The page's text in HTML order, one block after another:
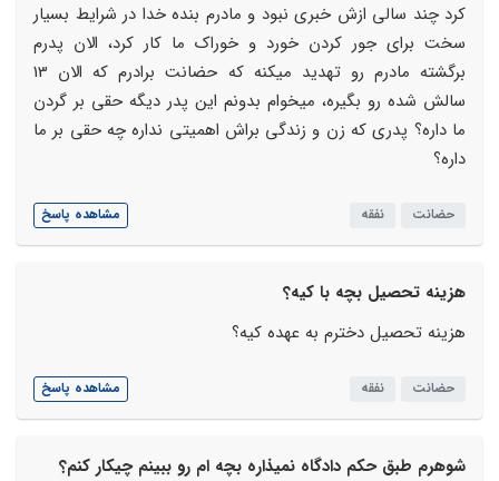
کرد چند سالی ازش خبری نبود و مادرم بنده خدا در شرایط بسیار
سخت برای جور کردن خورد و خوراک ما کار کرد، الان پدرم
برگشته مادرم رو تهدید میکنه که حضانت برادرم که الان 13
سالش شده رو بگیره، میخوام بدونم این پدر دیگه حقی بر گردن
ما داره؟ پدری که زن و زندگی براش اهمیتی نداره چه حقی بر ما
داره؟
حضانت نفقه مشاهده پاسخ
هزینه تحصیل بچه با کیه؟
هزینه تحصیل دخترم به عهده کیه؟
حضانت نفقه مشاهده پاسخ
شوهرم طبق حکم دادگاه نمیذاره بچه ام رو ببینم چیکار کنم؟